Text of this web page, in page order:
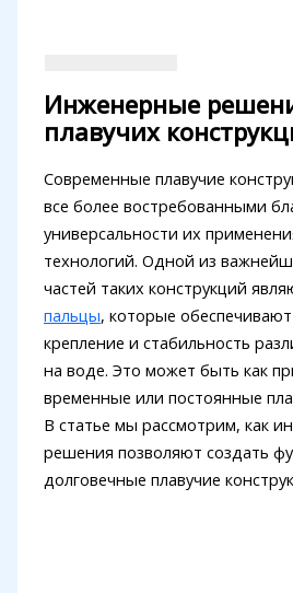
Инженерные
плавучих
Современные плавучие
все более востребованными
универсальности их
технологий. Одной из
частей таких конструкций
пальцы, которые
крепление и стабильность
на воде. Это может быть как
временные или постоянные
В статье мы рассмотрим, как
решения позволяют создать
долговечные плавучие